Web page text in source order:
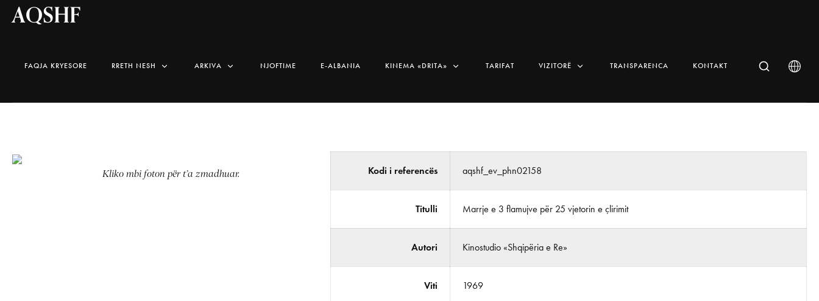
AQSHF
FAQJA KRYESORE RRETH NESH ARKIVA NJOFTIME E-ALBANIA KINEMA «DRITA» TARIFAT VIZITORË TRANSPARENCA KONTAKT
Kliko mbi foton për t’a zmadhuar. Kodi i referencës aqshf_ev_phn02158
Titulli Marrje e 3 flamujve për 25 vjetorin e çlirimit
Autori Kinostudio «Shqipëria e Re»
Viti 1969